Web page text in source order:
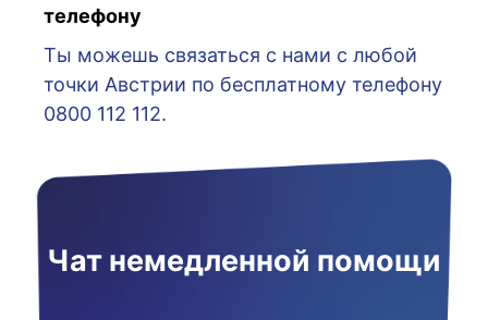
телефону
Ты можешь связаться с нами с любой
точки Австрии по бесплатному телефону
0800 112 112.
Чат немедленной помощи